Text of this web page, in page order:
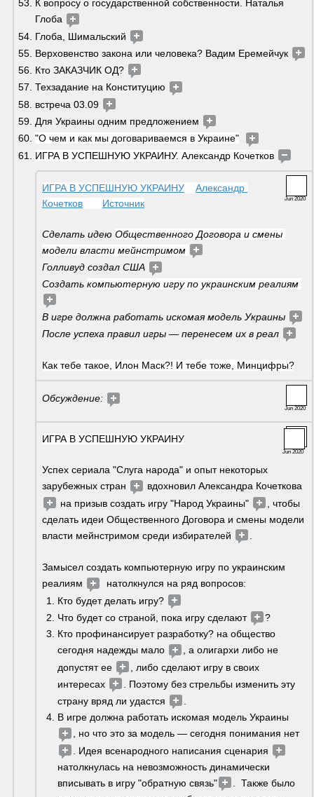
К вопросу о государственной собственности. Наталья
Глоба
Глоба, Шимальский
Верховенство закона или человека? Вадим Еремейчук
Кто ЗАКАЗЧИК ОД?
Техзадание на Конституцию
встреча 03.09
Для Украины одним предложением
"О чем и как мы договариваемся в Украине"
ИГРА В УСПЕШНУЮ УКРАИНУ. Александр Кочетков
Jun 2020
ИГРА В УСПЕШНУЮ УКРАИНУ
Александр
Кочетков
Источник
Сделать идею Общественного Договора и смены
модели власти мейнстримом
Голливуд создал США
Создать компьютерную игру по украинским реалиям
В игре должна работать искомая модель Украины
После успеха правил игры — перенесем их в реал
Как тебе такое, Илон Маск?! И тебе тоже, Минцифры?
Jun 2020
Обсуждение:
Jun 2020
ИГРА В УСПЕШНУЮ УКРАИНУ
Успех сериала "Слуга народа" и опыт некоторых
зарубежных стран
вдохновил Александра Кочеткова
на призыв создать игру "Народ Украины"
, чтобы
сделать идеи Общественного Договора и смены модели
власти мейнстримом среди избирателей
Замысел создать компьютерную игру по украинским
реалиям
  натолкнулся на ряд вопросов:
Кто будет делать игру?
Что будет со страной, пока игру сделают
?
Кто профинансирует разработку? на общество
сегодня надежды мало
, а олигархи либо не
допустят ее
, либо сделают игру в своих
интересах
. Поэтому без стрельбы изменить эту
страну вряд ли удастся
В игре должна работать искомая модель Украины
, но что это за модель — сегодня понимания нет
. Идея всенародного написания сценария
натолкнулась на невозможность динамически
вписывать в игру "обратную связь"
.  Также было